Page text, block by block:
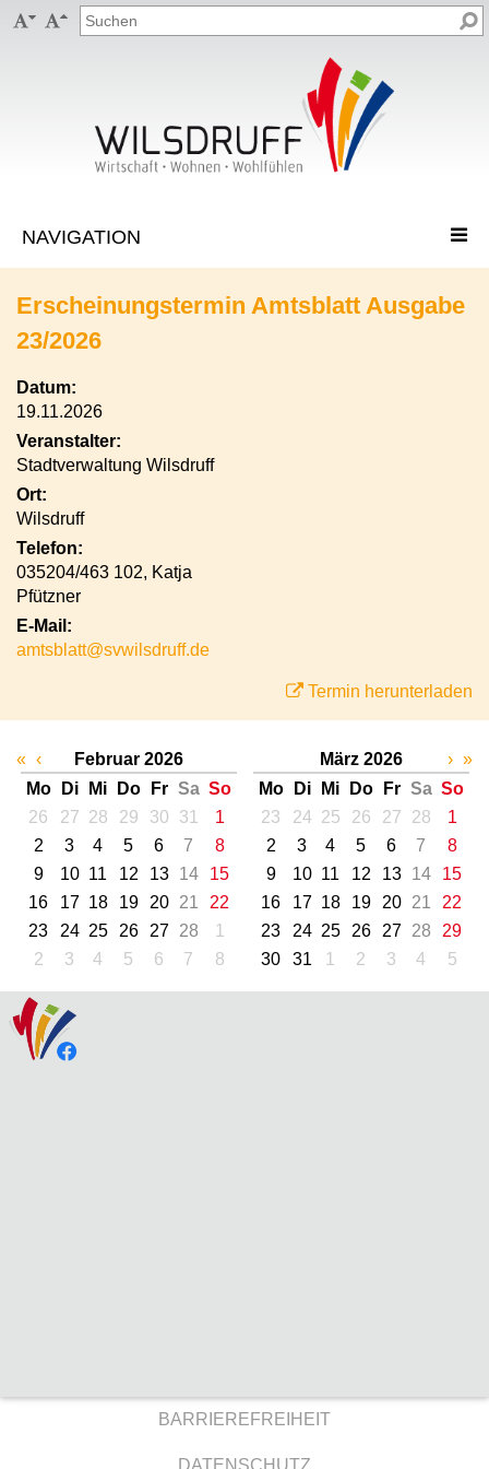
 
Erscheinungstermin Amtsblatt Ausgabe
23/2026
Datum:
19.11.2026
Veranstalter:
Stadtverwaltung Wilsdruff
Ort:
Wilsdruff
Telefon:
035204/463 102, Katja
Pfützner
E-Mail:
amtsblatt@svwilsdruff.de
Termin herunterladen
« ‹
Februar 2026
Mo
Di Mi Do Fr Sa So
26
27 28 29 30 31
1
2
3 4 5 6 7
8
9
10 11 12 13 14
15
16
17 18 19 20 21
22
23
24 25 26 27 28
1
2
3 4 5 6 7 8
März 2026
Mo
Di Mi Do Fr Sa So
23
24 25 26 27 28
1
2
3 4 5 6 7
8
9
10 11 12 13 14
15
16
17 18 19 20 21
22
23
24 25 26 27 28
29
30
31 1 2 3 4 5
› »
BARRIEREFREIHEIT
DATENSCHUTZ